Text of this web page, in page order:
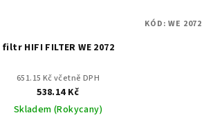
filtr HIFI FILTER WE 2072
651.15 Kč včetně DPH
538.14 Kč
Skladem (Rokycany)
KÓD:WE 2072